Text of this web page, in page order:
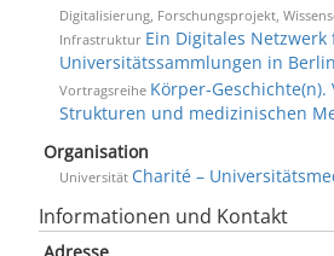
Digitalisierung, Forschungsprojekt,
Infrastruktur Ein Digitales Netzwerk
Universitätssammlungen in Berlin
Vortragsreihe Körper-
Strukturen und medizinischen
Organisation
Universität Charité –
Informationen und Kontakt